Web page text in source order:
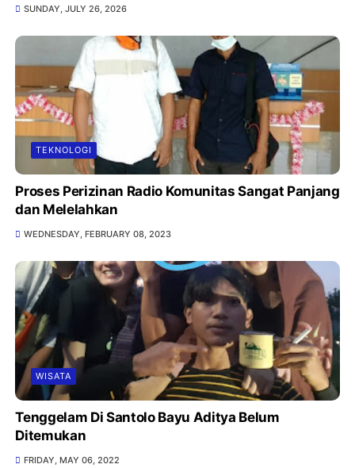
SUNDAY, JULY 26, 2026
TEKNOLOGI
Proses Perizinan Radio Komunitas Sangat Panjang
dan Melelahkan
WEDNESDAY, FEBRUARY 08, 2023
WISATA
Tenggelam Di Santolo Bayu Aditya Belum
Ditemukan
FRIDAY, MAY 06, 2022